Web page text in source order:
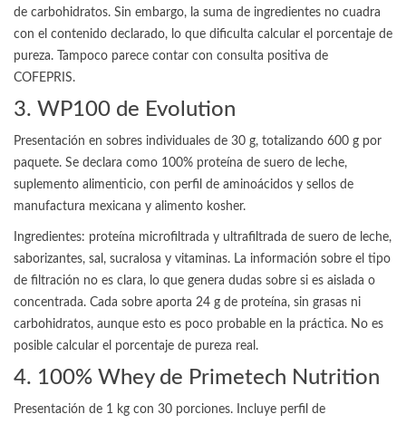
de carbohidratos. Sin embargo, la suma de ingredientes no cuadra
con el contenido declarado, lo que dificulta calcular el porcentaje de
pureza. Tampoco parece contar con consulta positiva de
COFEPRIS.
3. WP100 de Evolution
Presentación en sobres individuales de 30 g, totalizando 600 g por
paquete. Se declara como 100% proteína de suero de leche,
suplemento alimenticio, con perfil de aminoácidos y sellos de
manufactura mexicana y alimento kosher.
Ingredientes: proteína microfiltrada y ultrafiltrada de suero de leche,
saborizantes, sal, sucralosa y vitaminas. La información sobre el tipo
de filtración no es clara, lo que genera dudas sobre si es aislada o
concentrada. Cada sobre aporta 24 g de proteína, sin grasas ni
carbohidratos, aunque esto es poco probable en la práctica. No es
posible calcular el porcentaje de pureza real.
4. 100% Whey de Primetech Nutrition
Presentación de 1 kg con 30 porciones. Incluye perfil de